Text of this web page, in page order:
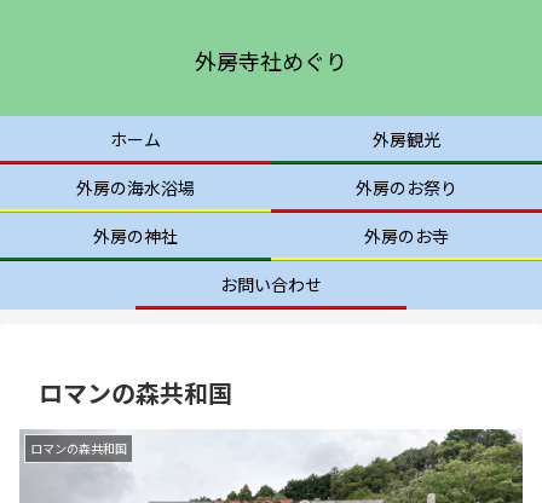
外房寺社めぐり
ホーム
外房観光
外房の海水浴場
外房のお祭り
外房の神社
外房のお寺
お問い合わせ
ロマンの森共和国
ロマンの森共和国